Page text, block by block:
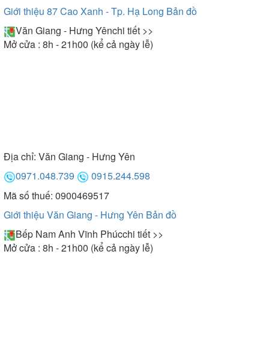
Giới thiệu 87 Cao Xanh - Tp. Hạ Long Bản đồ
Văn Giang - Hưng Yênchi tiết >>
Mở cửa : 8h - 21h00 (kể cả ngày lễ)
Địa chỉ: Văn Giang - Hưng Yên
0971.048.739
0915.244.598
Mã số thuế: 0900469517
Giới thiệu Văn Giang - Hưng Yên Bản đồ
Bếp Nam Anh Vĩnh Phúcchi tiết >>
Mở cửa : 8h - 21h00 (kể cả ngày lễ)